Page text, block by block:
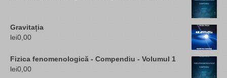
Gravitația
lei0,00
Fizica fenomenologică - Compendiu - Volumul 1
lei0,00